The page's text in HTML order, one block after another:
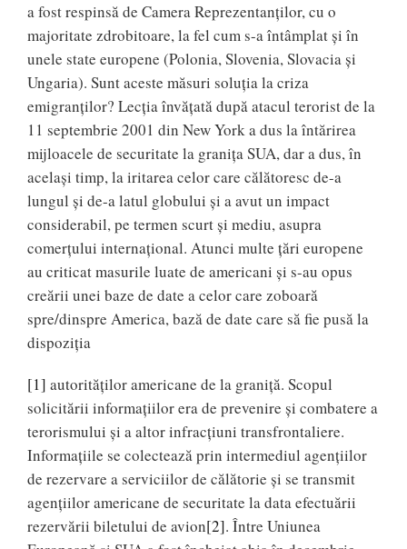
a fost respinsă de Camera Reprezentanților, cu o
majoritate zdrobitoare, la fel cum s-a întâmplat și în
unele state europene (Polonia, Slovenia, Slovacia și
Ungaria). Sunt aceste măsuri soluția la criza
emigranților? Lecția învățată după atacul terorist de la
11 septembrie 2001 din New York a dus la întărirea
mijloacele de securitate la granița SUA, dar a dus, în
același timp, la iritarea celor care călătoresc de-a
lungul și de-a latul globului și a avut un impact
considerabil, pe termen scurt și mediu, asupra
comerțului internațional. Atunci multe țări europene
au criticat masurile luate de americani și s-au opus
creării unei baze de date a celor care zoboară
spre/dinspre America, bază de date care să fie pusă la
dispoziția
[1] autorităților americane de la graniță. Scopul
solicitării informaţiilor era de prevenire şi combatere a
terorismului şi a altor infracţiuni transfrontaliere.
Informaţiile se colectează prin intermediul agenţiilor
de rezervare a serviciilor de călătorie şi se transmit
agenţiilor americane de securitate la data efectuării
rezervării biletului de avion[2]. Între Uniunea